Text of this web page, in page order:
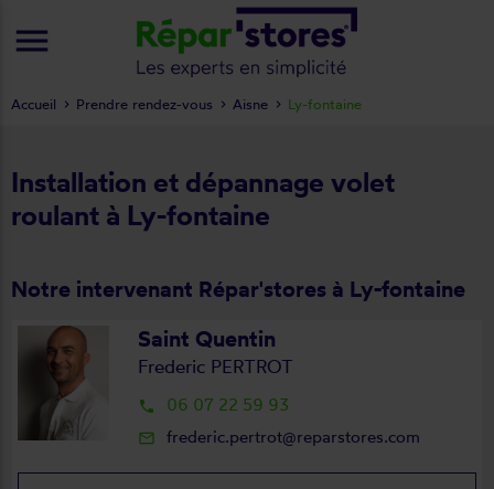
Installation et dépannage volet
roulant à Ly-fontaine
Notre intervenant Répar'stores à Ly-fontaine
Saint Quentin
Frederic PERTROT
local_phone 06 07 22 59 93
mail_outline frederic.pertrot@reparstores.com
Accueil Prendre rendez-vous Aisne Ly-fontaine
menu